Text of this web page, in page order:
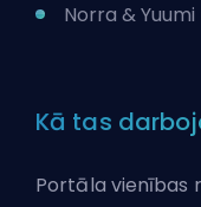
Norra &
Kā tas
Portāla vienības